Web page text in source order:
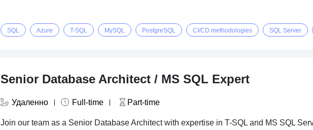
SQL Azure T-SQL MySQL PostgreSQL CI/CD methodologies SQL Server
Senior Database Architect / MS SQL Expert
Удаленно Full-time Part-time
Join our team as a Senior Database Architect with expertise in T-SQL and MS SQL